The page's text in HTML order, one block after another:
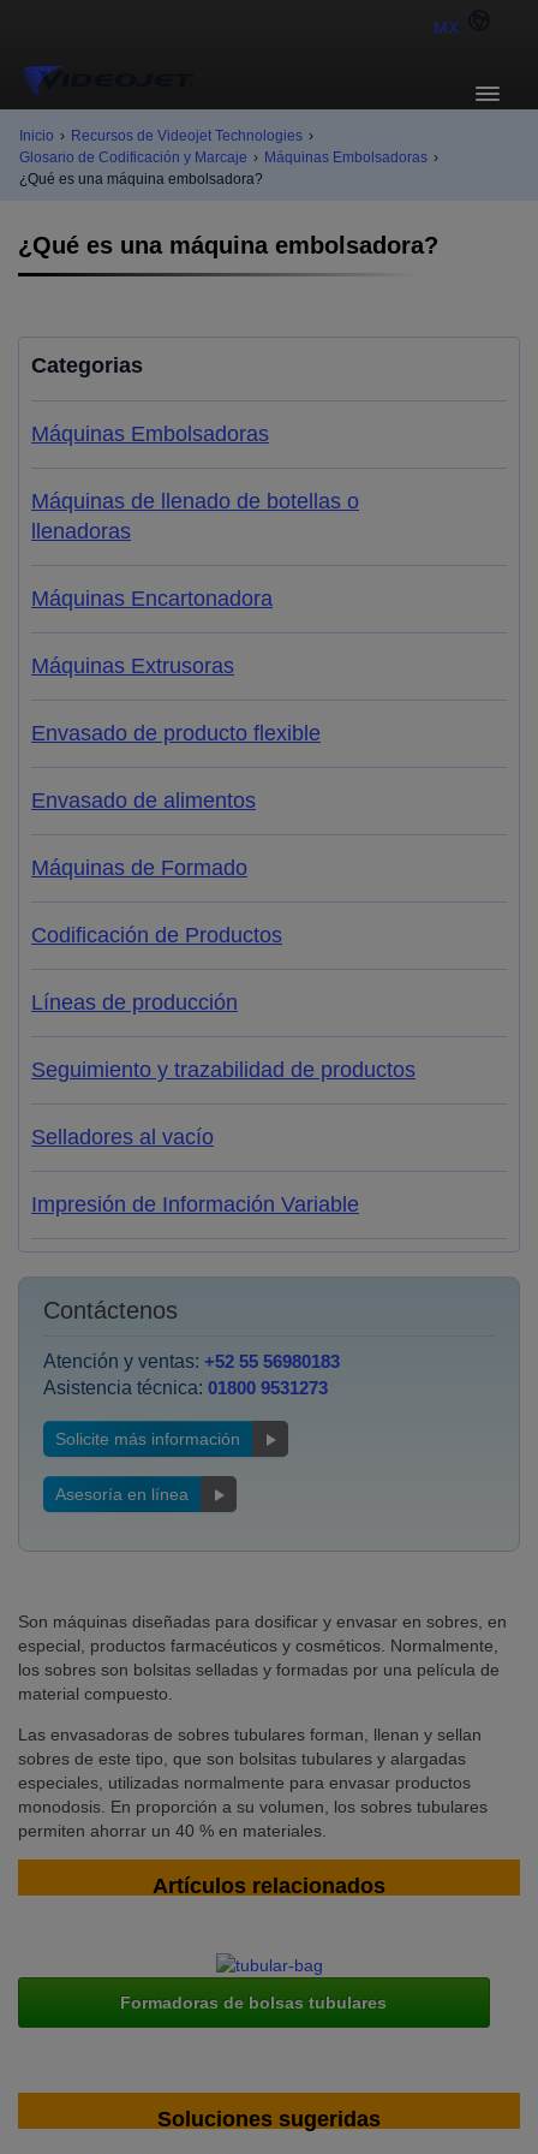
MX
Inicio › Recursos de Videojet Technologies ›
Glosario de Codificación y Marcaje › Máquinas Embolsadoras ›
¿Qué es una máquina embolsadora?
¿Qué es una máquina embolsadora?
Categorias
Máquinas Embolsadoras
Máquinas de llenado de botellas o
llenadoras
Máquinas Encartonadora
Máquinas Extrusoras
Envasado de producto flexible
Envasado de alimentos
Máquinas de Formado
Codificación de Productos
Líneas de producción
Seguimiento y trazabilidad de productos
Selladores al vacío
Impresión de Información Variable
Contáctenos
Atención y ventas: +52 55 56980183
Asistencia técnica: 01800 9531273
Solicite más información
Asesoría en línea
Son máquinas diseñadas para dosificar y envasar en sobres, en
especial, productos farmacéuticos y cosméticos. Normalmente,
los sobres son bolsitas selladas y formadas por una película de
material compuesto.
Las envasadoras de sobres tubulares forman, llenan y sellan
sobres de este tipo, que son bolsitas tubulares y alargadas
especiales, utilizadas normalmente para envasar productos
monodosis. En proporción a su volumen, los sobres tubulares
permiten ahorrar un 40 % en materiales.
Artículos relacionados
Formadoras de bolsas tubulares
Soluciones sugeridas